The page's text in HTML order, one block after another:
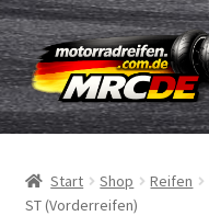
Zur
Navigation
springen
Zum
Inhalt
springen
Reifen
Schläuche
Start Shop Reifen
ST (Vorderreifen)